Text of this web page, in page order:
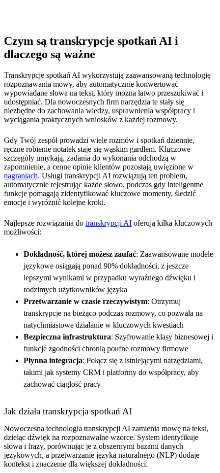
Czym są transkrypcje spotkań AI i
dlaczego są ważne
Transkrypcje spotkań AI wykorzystują zaawansowaną technologię
rozpoznawania mowy, aby automatycznie konwertować
wypowiadane słowa na tekst, który można łatwo przeszukiwać i
udostępniać. Dla nowoczesnych firm narzędzia te stały się
niezbędne do zachowania wiedzy, usprawnienia współpracy i
wyciągania praktycznych wniosków z każdej rozmowy.
Gdy Twój zespół prowadzi wiele rozmów i spotkań dziennie,
ręczne robienie notatek staje się wąskim gardłem. Kluczowe
szczegóły umykają, zadania do wykonania odchodzą w
zapomnienie, a cenne opinie klientów pozostają uwięzione w
nagraniach. Usługi transkrypcji AI rozwiązują ten problem,
automatycznie rejestrując każde słowo, podczas gdy inteligentne
funkcje pomagają zidentyfikować kluczowe momenty, śledzić
emocje i wyróżnić kolejne kroki.
Najlepsze rozwiązania do transkrypcji AI oferują kilka kluczowych
możliwości:
Dokładność, której możesz zaufać: Zaawansowane modele
językowe osiągają ponad 90% dokładności, z jeszcze
lepszymi wynikami w przypadku wyraźnego dźwięku i
rodzimych użytkowników języka
Przetwarzanie w czasie rzeczywistym: Otrzymuj
transkrypcje na bieżąco podczas rozmowy, co pozwala na
natychmiastowe działanie w kluczowych kwestiach
Bezpieczna infrastruktura: Szyfrowanie klasy biznesowej i
funkcje zgodności chronią poufne rozmowy firmowe
Płynna integracja: Połącz się z istniejącymi narzędziami,
takimi jak systemy CRM i platformy do współpracy, aby
zachować ciągłość pracy
Jak działa transkrypcja spotkań AI
Nowoczesna technologia transkrypcji AI zamienia mowę na tekst,
dzieląc dźwięk na rozpoznawalne wzorce. System identyfikuje
słowa i frazy, porównując je z obszernymi bazami danych
językowych, a przetwarzanie języka naturalnego (NLP) dodaje
kontekst i znaczenie dla większej dokładności.